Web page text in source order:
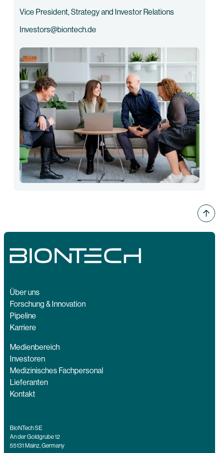
Vice President, Strategy and Investor Relations
Investors@biontech.de
Über uns
Forschung & Innovation
Pipeline
Karriere
Medienbereich
Investoren
Medizinisches Fachpersonal
Lieferanten
Kontakt
BioNTech SE
An der Goldgrube 12
55131 Mainz, Germany